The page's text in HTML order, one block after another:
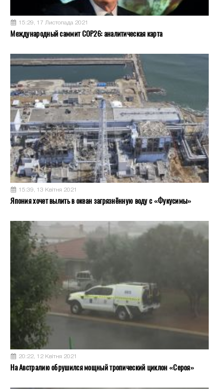
15:29, 17 Листопада 2021
Международный саммит COP26: аналитическая карта
15:39, 13 Квітня 2021
Япония хочет вылить в океан загрязнённую воду с «Фукусимы»
20:22, 12 Квітня 2021
На Австралию обрушился мощный тропический циклон «Сероя»